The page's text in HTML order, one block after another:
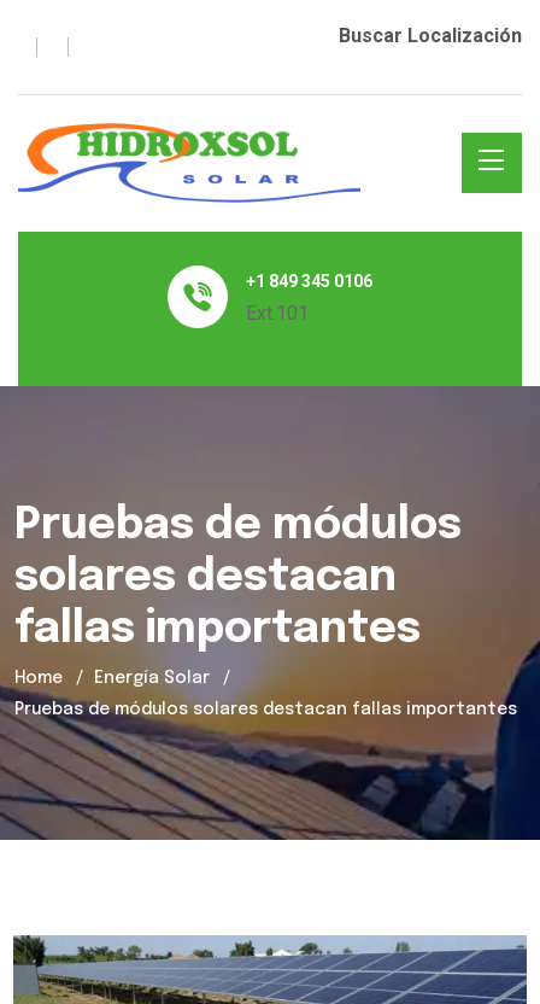
Buscar Localización
+1 849 345 0106
Ext.101
Pruebas de módulos
solares destacan
fallas importantes
Home
Energía Solar
Pruebas de módulos solares destacan fallas importantes